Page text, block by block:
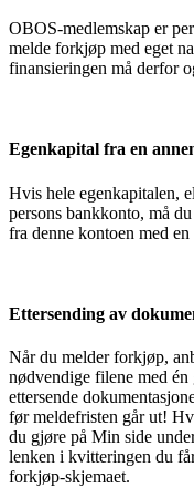
OBOS-medlemskap er
melde forkjøp med eget
finansieringen må derfor
Egenkapital fra en
Hvis hele egenkapitalen,
persons bankkonto, må
fra denne kontoen med
Ettersending av
Når du melder forkjøp,
nødvendige filene med
ettersende
før meldefristen går ut!
du gjøre på Min side
lenken i kvitteringen du
forkjøp-skjemaet.